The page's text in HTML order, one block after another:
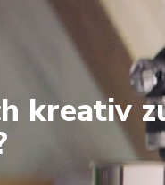
kreativ